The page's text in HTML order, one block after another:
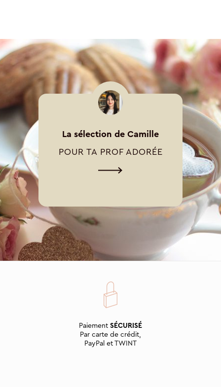
La sélection de Camille
POUR TA PROF ADORÉE
Paiement SÉCURISÉ
Par carte de crédit,
PayPal et TWINT